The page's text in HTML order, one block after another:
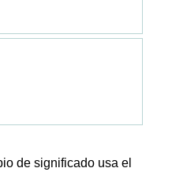
de significado usa el